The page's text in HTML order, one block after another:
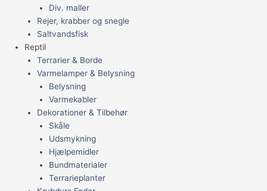
Div. maller
Rejer, krabber og snegle
Saltvandsfisk
Reptil
Terrarier & Borde
Varmelamper & Belysning
Belysning
Varmekabler
Dekorationer & Tilbehør
Skåle
Udsmykning
Hjælpemidler
Bundmaterialer
Terrarieplanter